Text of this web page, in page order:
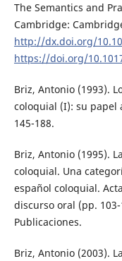
The Semantics and
Cambridge:
http://dx.doi.org/
https://doi.org/
Briz, Antonio (1993).
coloquial (I): su papel
145-188.
Briz, Antonio (1995).
coloquial. Una
español coloquial.
discurso oral (pp.
Publicaciones.
Briz, Antonio (2003).